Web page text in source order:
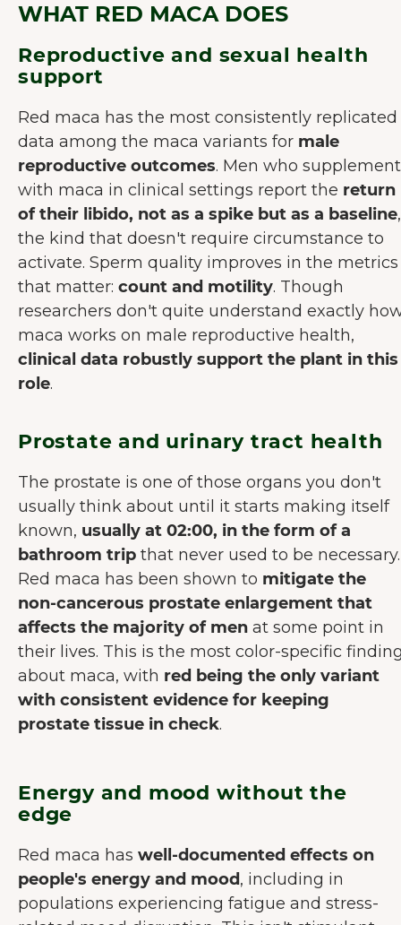
WHAT RED MACA DOES
Reproductive and sexual health
support
Red maca has the most consistently replicated
data among the maca variants for male
reproductive outcomes. Men who supplement
with maca in clinical settings report the return
of their libido, not as a spike but as a baseline,
the kind that doesn't require circumstance to
activate. Sperm quality improves in the metrics
that matter: count and motility. Though
researchers don't quite understand exactly
maca works on male reproductive health,
clinical data robustly support the plant in this
role.
Prostate and urinary tract health
The prostate is one of those organs you don't
usually think about until it starts making itself
known, usually at 02:00, in the form of a
bathroom trip that never used to be necessary.
Red maca has been shown to mitigate the
non-cancerous prostate enlargement that
affects the majority of men at some point in
their lives. This is the most color-specific
about maca, with red being the only variant
with consistent evidence for keeping
prostate tissue in check.
Energy and mood without the
edge
Red maca has well-documented effects on
people's energy and mood, including in
populations experiencing fatigue and stress-